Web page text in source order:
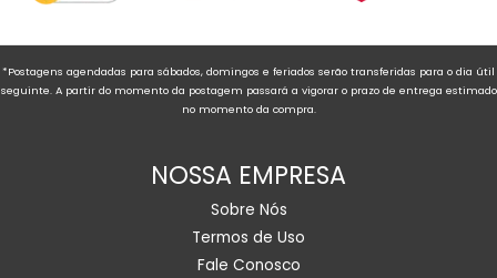
*Postagens agendadas para sábados, domingos e feriados serão transferidas para o dia útil
seguinte. A partir do momento da postagem passará a vigorar o prazo de entrega estimado
no momento da compra.
NOSSA EMPRESA
Sobre Nós
Termos de Uso
Fale Conosco